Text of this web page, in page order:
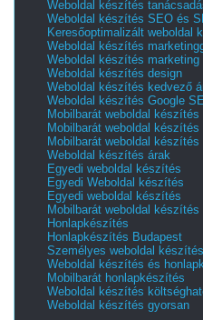
Weboldal készítés
Weboldal készítés SEO és
Keresőoptimalizált weboldal
Weboldal készítés
Weboldal készítés marketing
Weboldal készítés design
Weboldal készítés kedvező
Weboldal készítés Google
Mobilbarát weboldal készítés
Mobilbarát weboldal készítés
Mobilbarát weboldal készítés
Weboldal készítés árak
Egyedi weboldal készítés
Egyedi Weboldal készítés
Egyedi weboldal készítés
Mobilbarát weboldal készítés
Honlapkészítés
Honlapkészítés Budapest
Személyes weboldal készítés
Weboldal készítés és
Mobilbarát honlapkészítés
Weboldal készítés
Weboldal készítés gyorsan